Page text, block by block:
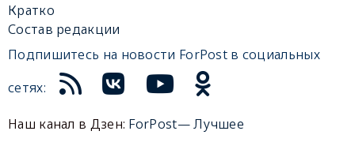
Кратко
Состав редакции
Подпишитесь на новости ForPost в социальных
сетях:
Наш канал в Дзен: ForPost— Лучшее